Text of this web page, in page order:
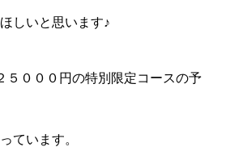
しいと思います♪
５０００円の特別限定コースの予
ています。